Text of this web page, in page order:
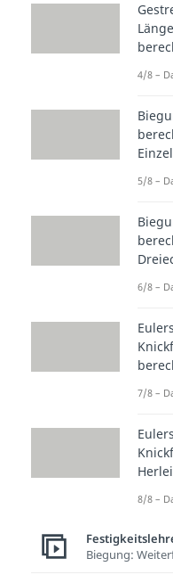
Länge
4/8 –
5/8 –
6/8 –
7/8 –
8/8 –
Biegung: